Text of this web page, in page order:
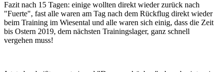
Fazit nach 15 Tagen: einige wollten direkt wieder zurück nach
"Fuerte", fast alle waren am Tag nach dem Rück­flug direkt wieder
beim Training im Wiesental und alle waren sich einig, dass die Zeit
bis Ostern 2019, dem nächsten Trainingslager, ganz schnell
vergehen muss!